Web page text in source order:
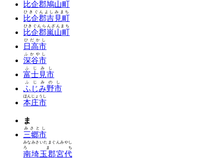
比企郡鳩山町
比企郡吉見町
ひきぐんよしみまち
比企郡嵐山町
ひきぐんらんざんまち
日高市
ひだかし
深谷市
ふかやし
富士見市
ふじみし
ふじみ野市
ふじみのし
本庄市
ほんじょうし
ま
三郷市
みさとし
南埼玉郡宮代
みなみさいたまぐんみやし
ろまち